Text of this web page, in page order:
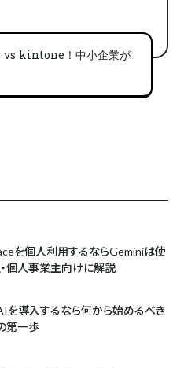
vs kintone！中小企業が
を個人利用するならGeminiは使
個人事業主向けに解説
導入するなら何から始めるべき
第一歩